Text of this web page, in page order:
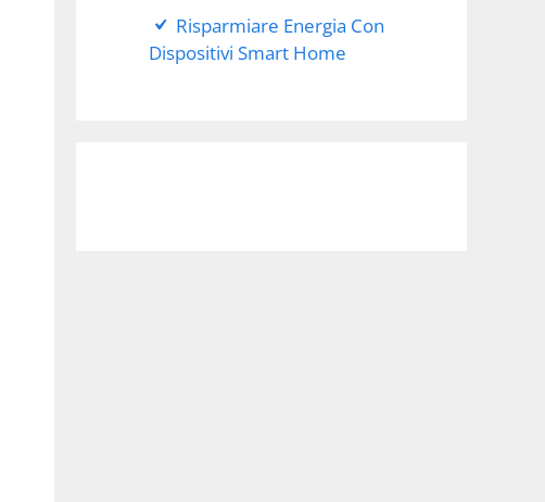
Risparmiare Energia Con
Dispositivi Smart Home